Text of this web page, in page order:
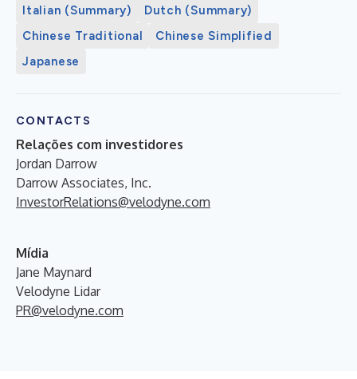
Italian (Summary)
Dutch (Summary)
Chinese Traditional
Chinese Simplified
Japanese
CONTACTS
Relações com investidores
Jordan Darrow
Darrow Associates, Inc.
InvestorRelations@velodyne.com
Mídia
Jane Maynard
Velodyne Lidar
PR@velodyne.com